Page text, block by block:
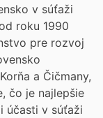
v súťaži
roku 1990
pre rozvoj
a Čičmany,
čo je najlepšie
účasti v súťaži